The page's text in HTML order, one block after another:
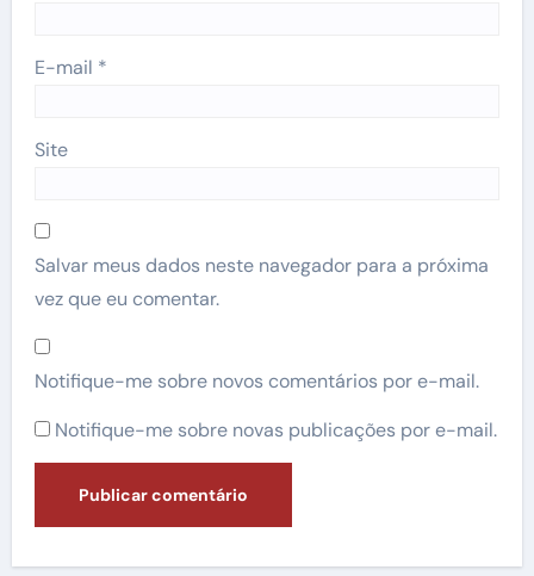
E-mail *
Site
Salvar meus dados neste navegador para a próxima
vez que eu comentar.
Notifique-me sobre novos comentários por e-mail.
Notifique-me sobre novas publicações por e-mail.